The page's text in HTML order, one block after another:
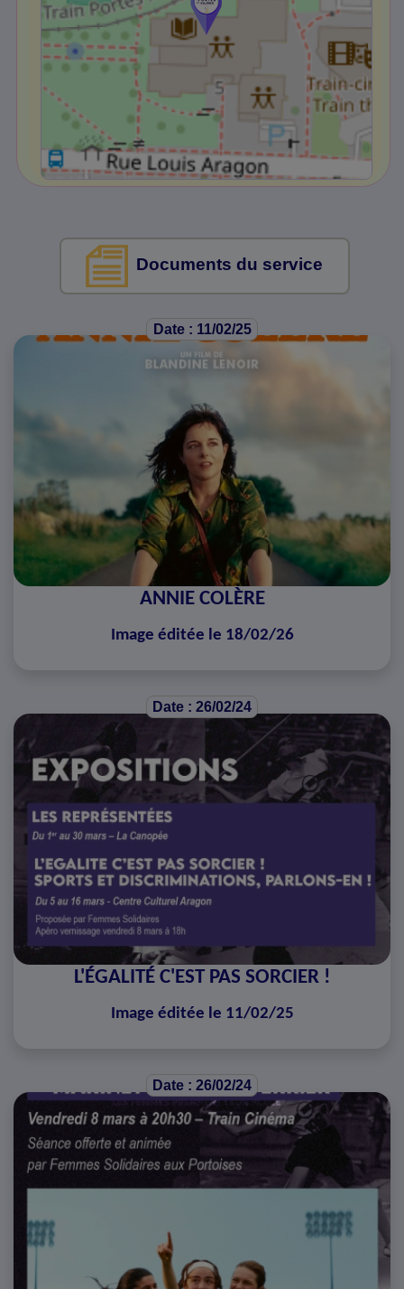
Documents du service
Date : 11/02/25
ANNIE COLÈRE
Image éditée le 18/02/26
Date : 26/02/24
L'ÉGALITÉ C'EST PAS SORCIER !
Image éditée le 11/02/25
Date : 26/02/24